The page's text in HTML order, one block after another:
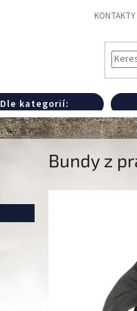
KONTAKTY
Dle kategorií:
Bundy z